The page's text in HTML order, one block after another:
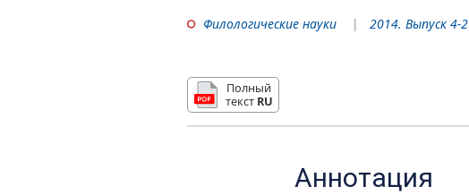
Филологические науки 2014. Выпуск 4-2
Полный
текст RU
Аннотация